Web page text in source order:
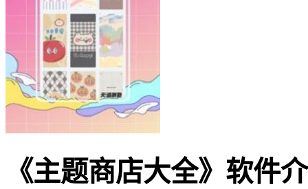
《主题商店大全》软件